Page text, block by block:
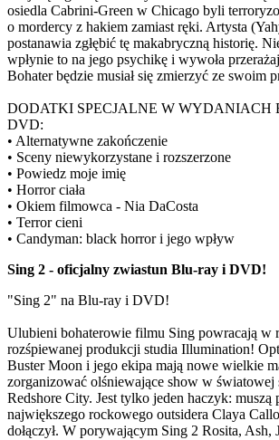
osiedla Cabrini-Green w Chicago byli
o mordercy z hakiem zamiast ręki. Artysta
postanawia zgłębić tę makabryczną historię.
wpłynie to na jego psychikę i wywoła
Bohater będzie musiał się zmierzyć ze swoim
DODATKI SPECJALNE W
DVD:
• Alternatywne zakończenie
• Sceny niewykorzystane i rozszerzone
• Powiedz moje imię
• Horror ciała
• Okiem filmowca - Nia DaCosta
• Terror cieni
• Candyman: black horror i jego wpływ
Sing 2 - oficjalny zwiastun Blu-ray i DVD!
"Sing 2" na Blu-ray i DVD!
Ulubieni bohaterowie filmu Sing powracają w
rozśpiewanej produkcji studia Illumination!
Buster Moon i jego ekipa mają nowe wielkie
zorganizować olśniewające show w
Redshore City. Jest tylko jeden haczyk: muszą
największego rockowego outsidera Claya
dołączył. W porywającym Sing 2 Rosita, Ash,